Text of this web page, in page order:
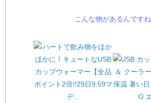
こんな物があるんですね